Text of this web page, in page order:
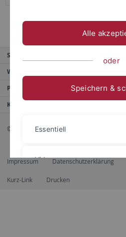
Service
Weitere Angebote
Portale
Kontaktinfo
© 2026 Eberhard Karls Universität
Impressum Datenschutzerklärung
Kurz-Link Drucken
Alle
oder
Speichern &
Essentiell
Videos